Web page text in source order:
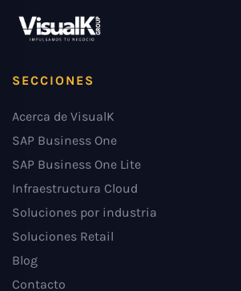
SECCIONES
Acerca de VisualK
SAP Business One
SAP Business One Lite
Infraestructura Cloud
Soluciones por industria
Soluciones Retail
Blog
Contacto